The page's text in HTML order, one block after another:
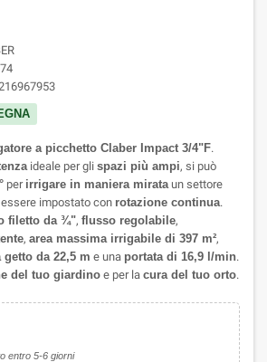
a picchetto Claber Impact 3/4"F.
ideale per gli spazi più ampi, si può
per irrigare in maniera mirata un settore
impostato con rotazione continua.
filetto da ¾", flusso regolabile,
, area massima irrigabile di 397 m²,
da 22,5 m e una portata di 16,9 l/min.
del tuo giardino e per la cura del tuo orto.
entro 5-6 giorni